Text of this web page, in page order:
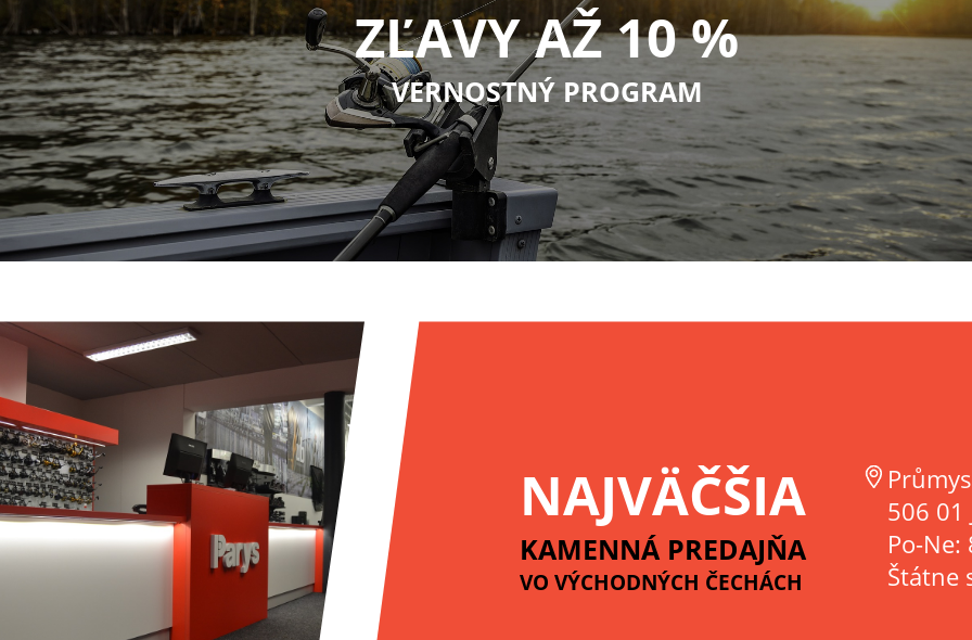
ZĽAVY AŽ 10 %
VERNOSTNÝ PROGRAM
NAJVÄČŠIA
KAMENNÁ PREDAJŇA
VO VÝCHODNÝCH ČECHÁCH
506 01
Po-Ne:
Štátne